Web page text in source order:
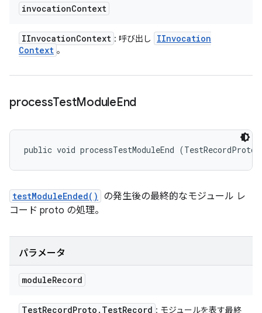
invocationContext
IInvocationContext : 呼び出し
IInvocation
Context 。
processTestModuleEnd
public void processTestModuleEnd
testModuleEnded()
の発生後の最終的なモジュール レ
コード proto の処理。
パラメータ
moduleRecord
TestRecordProto . TestRecord : モジュールを表す最終